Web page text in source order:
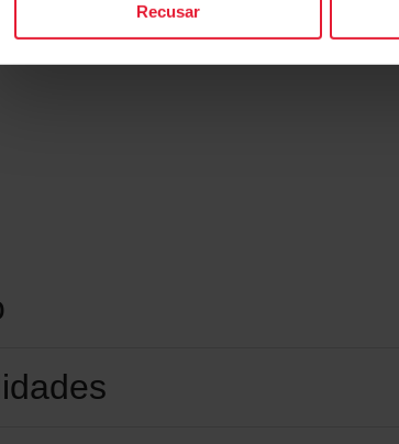
Recusar